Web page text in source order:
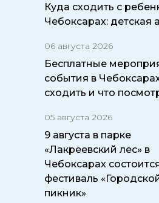
Куда сходить с
Чебоксарах: детская
06 августа 2026
Бесплатные
события в
сходить и что
05 августа 2026
9 августа в парке
«Лакреевский лес» в
Чебоксарах
фестиваль
пикник»